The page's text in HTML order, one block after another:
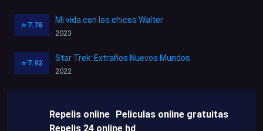
⭐ 7.78
Mi vida con los chicos Walter
2023
⭐ 7.92
Star Trek: Extraños Nuevos Mundos
2022
Repelis online Peliculas online gratuitas
Repelis 24 online hd